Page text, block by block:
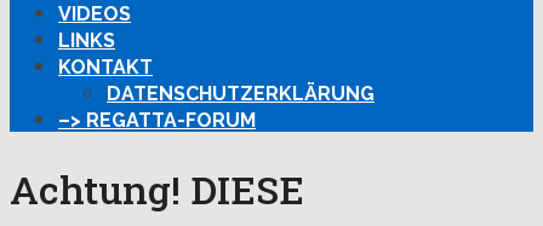
VIDEOS
LINKS
KONTAKT
DATENSCHUTZERKLÄRUNG
–> REGATTA-FORUM
Achtung! DIESE